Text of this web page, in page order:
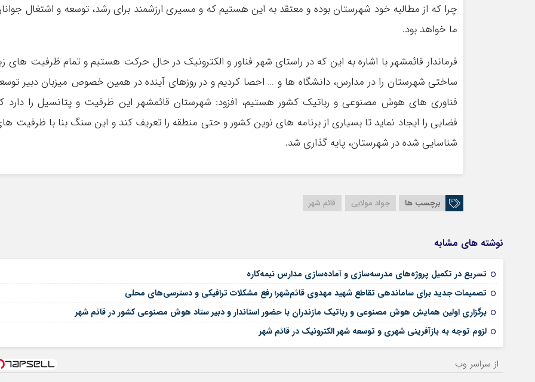
چرا که از مطالبه خود شهرستان بوده و معتقد به این هستیم که و مسیری ارزشمند برای رشد، توسعه و اشتغال
ما خواهد بود.
فرماندار قائمشهر با اشاره به این که در راستای شهر فناور و الکترونیک در حال حرکت هستیم و تمام ظرفیت های
ساختی شهرستان را در مدارس، دانشگاه ها و … احصا کردیم و در روزهای آینده در همین خصوص میزبان دبیر
فناوری های هوش مصنوعی و رباتیک کشور هستیم، افزود: شهرستان قائمشهر این ظرفیت و پتانسیل را دارد
فضایی را ایجاد نماید تا بسیاری از برنامه های نوین کشور و حتی منطقه را تعریف کند و این سنگ بنا با ظرفیت
شناسایی شده در شهرستان، پایه گذاری شد.
برچسب ها جواد مولایی قائم شهر
نوشته های مشابه
تسریع در تکمیل پروژه‌های مدرسه‌سازی و آماده‌سازی مدارس نیمه‌کاره
تصمیمات جدید برای ساماندهی تقاطع شهید مهدوی قائم‌شهر؛ رفع مشکلات ترافیکی و دسترسی‌های محلی
برگزاری اولین همایش هوش مصنوعی و رباتیک مازندران با حضور استاندار و دبیر ستاد هوش مصنوعی کشور در قائم شهر
لزوم توجه به بازآفرینی شهری و توسعه شهر الکترونیک در قائم شهر
از سراسر وب